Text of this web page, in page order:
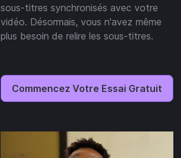
sous-titres synchronisés avec votre
vidéo. Désormais, vous n'avez même
plus besoin de relire les sous-titres.
Commencez Votre Essai Gratuit